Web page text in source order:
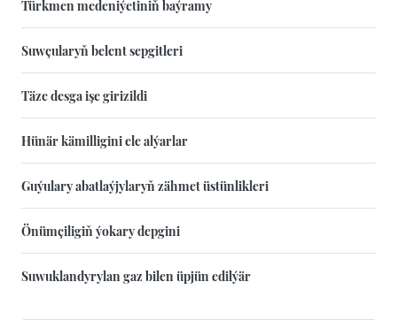
Türkmen medeniýetiniň baýramy
Suwçularyň belent sepgitleri
Täze desga işe girizildi
Hünär kämilligini ele alýarlar
Guýulary abatlaýjylaryň zähmet üstünlikleri
Önümçiligiň ýokary depgini
Suwuklandyrylan gaz bilen üpjün edilýär